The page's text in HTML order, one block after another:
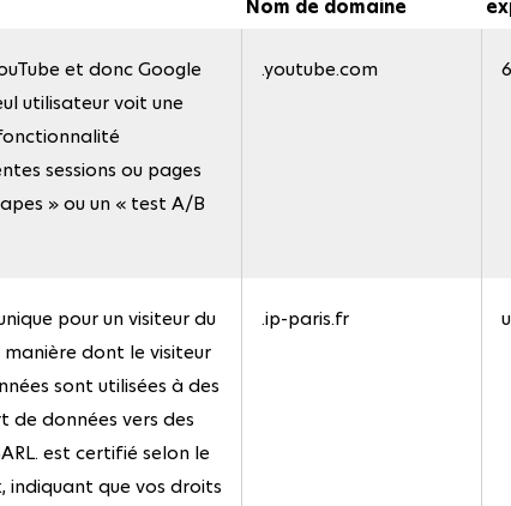
Nom de domaine
et donc Google
utilisateur voit une
sessions ou pages
» ou un « test A/B
.youtube.com
pour un visiteur du
dont le visiteur
sont utilisées à des
de données vers des
est certifié selon le
indiquant que vos droits
.ip-paris.fr